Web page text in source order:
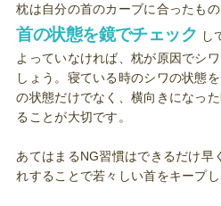
枕は自分の首のカーブに合ったも
首の状態を鏡でチェック し
よっていなければ、枕が原因でシ
しょう。寝ている時のシワの状態
の状態だけでなく、横向きになっ
ることが大切です。
あてはまるNG習慣はできるだけ早
れすることで若々しい首をキープし